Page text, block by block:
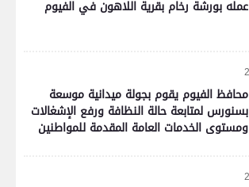
عمله بورشة رخام بقرية اللاهون في الفيوم
محافظ الفيوم يقوم بجولة ميدانية موسعة
بسنورس لمتابعة حالة النظافة ورفع الإشغالات
ومستوى الخدمات العامة المقدمة للمواطنين